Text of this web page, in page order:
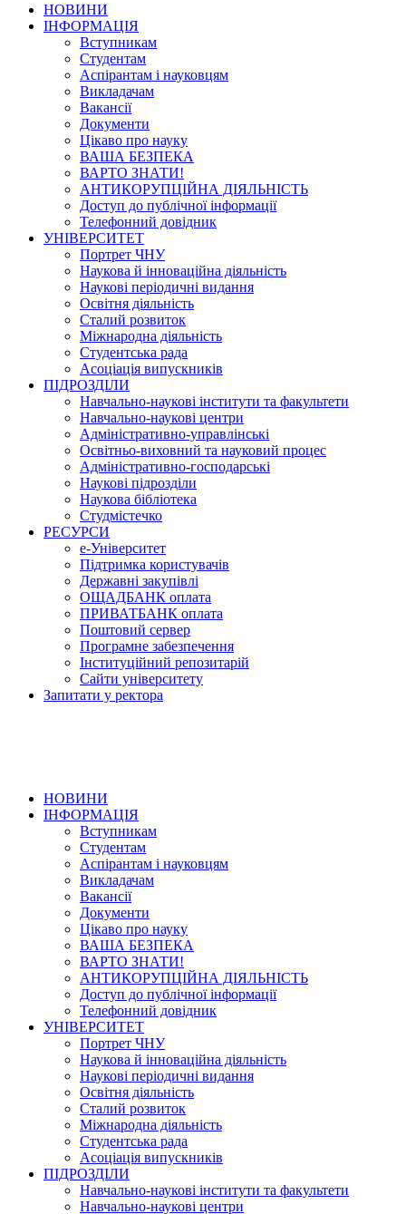
НОВИНИ
ІНФОРМАЦІЯ
Вступникам
Студентам
Аспірантам і науковцям
Викладачам
Вакансії
Документи
Цікаво про науку
ВАША БЕЗПЕКА
ВАРТО ЗНАТИ!
АНТИКОРУПЦІЙНА ДІЯЛЬНІСТЬ
Доступ до публічної інформації
Телефонний довідник
УНІВЕРСИТЕТ
Портрет ЧНУ
Наукова й інноваційна діяльність
Наукові періодичні видання
Освітня діяльність
Сталий розвиток
Міжнародна діяльність
Студентська рада
Асоціація випускників
ПІДРОЗДІЛИ
Навчально-наукові інститути та факультети
Навчально-наукові центри
Адміністративно-управлінські
Освітньо-виховний та науковий процес
Адміністративно-господарські
Наукові підрозділи
Наукова бібліотека
Студмістечко
РЕСУРСИ
е-Університет
Підтримка користувачів
Державні закупівлі
ОЩАДБАНК оплата
ПРИВАТБАНК оплата
Поштовий сервер
Програмне забезпечення
Інституційний репозитарій
Сайти університету
Запитати у ректора
НОВИНИ
ІНФОРМАЦІЯ
Вступникам
Студентам
Аспірантам і науковцям
Викладачам
Вакансії
Документи
Цікаво про науку
ВАША БЕЗПЕКА
ВАРТО ЗНАТИ!
АНТИКОРУПЦІЙНА ДІЯЛЬНІСТЬ
Доступ до публічної інформації
Телефонний довідник
УНІВЕРСИТЕТ
Портрет ЧНУ
Наукова й інноваційна діяльність
Наукові періодичні видання
Освітня діяльність
Сталий розвиток
Міжнародна діяльність
Студентська рада
Асоціація випускників
ПІДРОЗДІЛИ
Навчально-наукові інститути та факультети
Навчально-наукові центри